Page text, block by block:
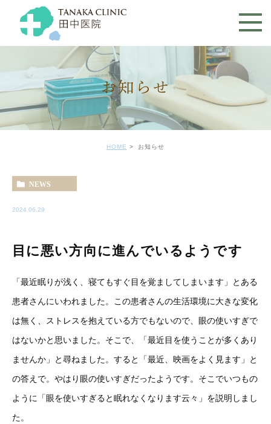
お知らせ
HOME お知らせ
NEWS
2024.06.29
目に悪い方向に進んでいるようです
「最近眠りが浅く、寝てもすぐ目を覚ましてしまいます」とある
患者さんにいわれました。この患者さんの生活環境に大きな変化
は無く、ストレスを抱えている方でもないので、眼の使いすぎで
はないかと思いました。そこで、「最近目を使うことが多くあり
ませんか」と尋ねました。すると「最近、映画をよく見ます」と
の答えで。やはり眼の使いすぎだったようです。そこでいつもの
ように「眼を使いすぎると眠れなくなります云々」を説明しまし
た。